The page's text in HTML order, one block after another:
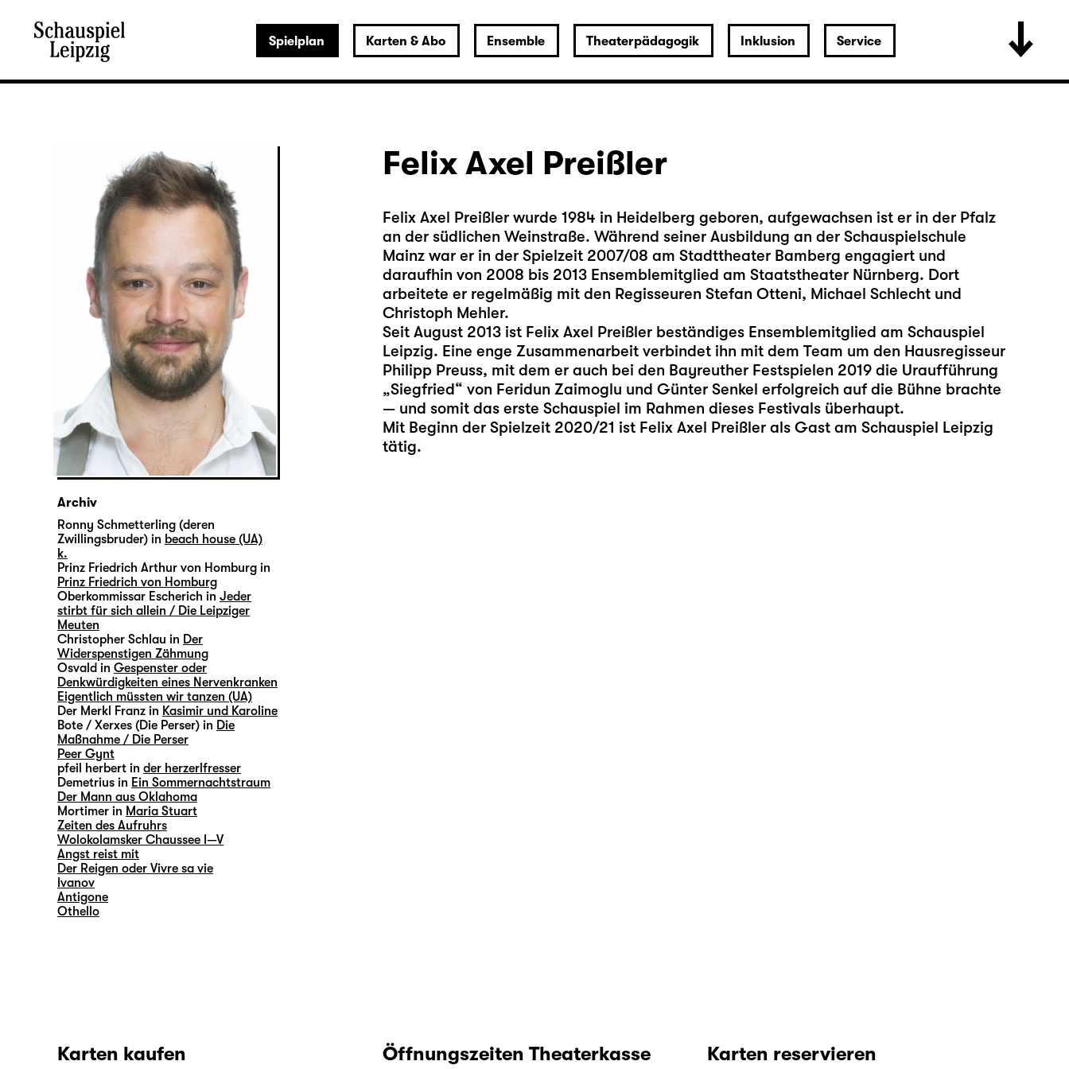
Spielplan Karten & Abo Ensemble Theaterpädagogik Inklusion Service
Felix Axel Preißler
Felix Axel Preißler wurde 1984 in Heidelberg geboren, aufgewachsen ist er in der Pfalz
an der südlichen Weinstraße. Während seiner Ausbildung an der Schauspielschule
Mainz war er in der Spielzeit 2007/08 am Stadttheater Bamberg engagiert und
daraufhin von 2008 bis 2013 Ensemblemitglied am Staatstheater Nürnberg. Dort
arbeitete er regelmäßig mit den Regisseuren Stefan Otteni, Michael Schlecht und
Christoph Mehler.
Seit August 2013 ist Felix Axel Preißler beständiges Ensemblemitglied am Schauspiel
Leipzig. Eine enge Zusammenarbeit verbindet ihn mit dem Team um den Hausregisseur
Philipp Preuss, mit dem er auch bei den Bayreuther Festspielen 2019 die Uraufführung
„Siegfried“ von Feridun Zaimoglu und Günter Senkel erfolgreich auf die Bühne brachte
— und somit das erste Schauspiel im Rahmen dieses Festivals überhaupt.
Mit Beginn der Spielzeit 2020/21 ist Felix Axel Preißler als Gast am Schauspiel Leipzig
tätig.
Archiv
Ronny Schmetterling (deren
Zwillingsbruder) in beach house (UA)
k.
Prinz Friedrich Arthur von Homburg in
Prinz Friedrich von Homburg
Oberkommissar Escherich in Jeder
stirbt für sich allein / Die Leipziger
Meuten
Christopher Schlau in Der
Widerspenstigen Zähmung
Osvald in Gespenster oder
Denkwürdigkeiten eines Nervenkranken
Eigentlich müssten wir tanzen (UA)
Der Merkl Franz in Kasimir und Karoline
Bote / Xerxes (Die Perser) in Die
Maßnahme / Die Perser
Peer Gynt
pfeil herbert in der herzerlfresser
Demetrius in Ein Sommernachtstraum
Der Mann aus Oklahoma
Mortimer in Maria Stuart
Zeiten des Aufruhrs
Wolokolamsker Chaussee I—V
Angst reist mit
Der Reigen oder Vivre sa vie
Ivanov
Antigone
Othello
Karten kaufen Öffnungszeiten Theaterkasse Karten reservieren